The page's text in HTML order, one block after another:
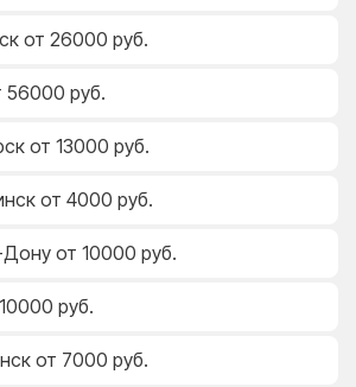
от 26000 руб.
56000 руб.
от 13000 руб.
от 4000 руб.
Дону от 10000 руб.
руб.
от 7000 руб.